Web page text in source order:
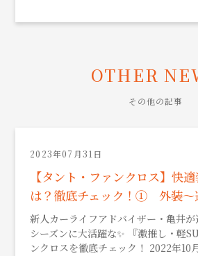
OTHER
その他の記事
2023年07月31日
【タント・ファンクロス】快
は？徹底チェック！① 外装～
新人カーライフアドバイザー・亀井
シーズンに大活躍な✨ 『激推し・軽
ンクロスを徹底チェック！ 2022年10